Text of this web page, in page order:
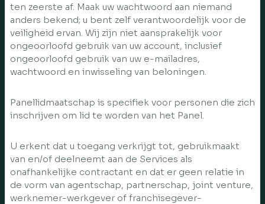
ten zeerste af. Maak uw wachtwoord aan niemand
anders bekend; u bent zelf verantwoordelijk voor de
veiligheid ervan. Wij zijn niet aansprakelijk voor
ongeoorloofd gebruik van uw account, inclusief
ongeoorloofd gebruik van uw e-mailadres,
wachtwoord en inwisseling van beloningen.
Panellidmaatschap is specifiek voor personen die zich
inschrijven om lid te worden van het Panel.
U erkent dat u toegang verkrijgt tot, gebruikmaakt
van en/of deelneemt aan de Services als
onafhankelijke contractant en dat er geen relatie in
de vorm van agentschap, partnerschap, joint venture,
werknemer-werkgever of franchisegever-